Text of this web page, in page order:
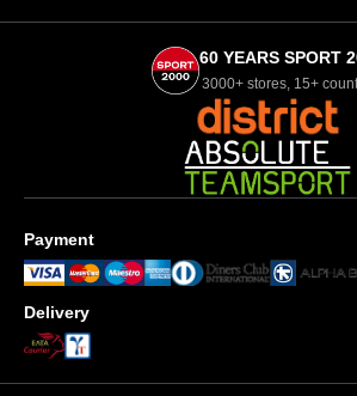
60 YEARS SPORT
3000+ stores, 15+
Payment
Delivery